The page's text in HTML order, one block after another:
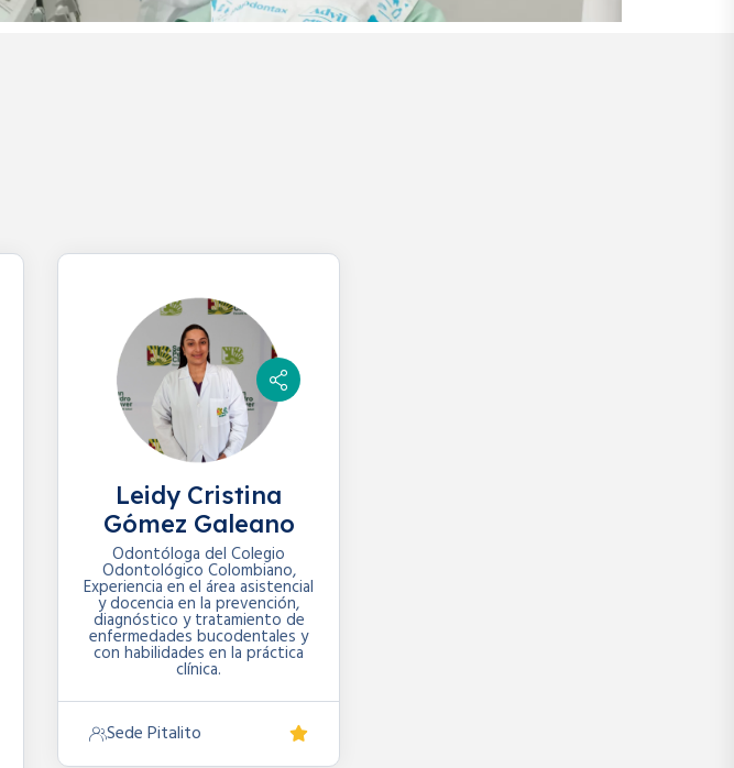
Leidy Cristina
Gómez Galeano
Odontóloga del Colegio
Odontológico Colombiano,
Experiencia en el área asistencial
y docencia en la prevención,
diagnóstico y tratamiento de
enfermedades bucodentales y
con habilidades en la práctica
clínica.
Sede Pitalito